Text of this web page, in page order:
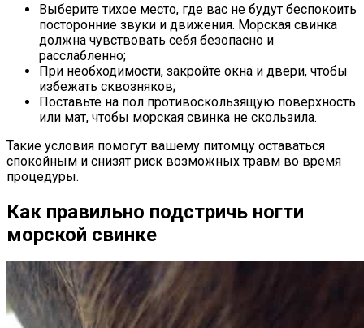
Выберите тихое место, где вас не будут беспокоить
посторонние звуки и движения. Морская свинка
должна чувствовать себя безопасно и
расслабленно;
При необходимости, закройте окна и двери, чтобы
избежать сквозняков;
Поставьте на пол противоскользящую поверхность
или мат, чтобы морская свинка не скользила.
Такие условия помогут вашему питомцу оставаться
спокойным и снизят риск возможных травм во время
процедуры.
Как правильно подстричь ногти
морской свинке